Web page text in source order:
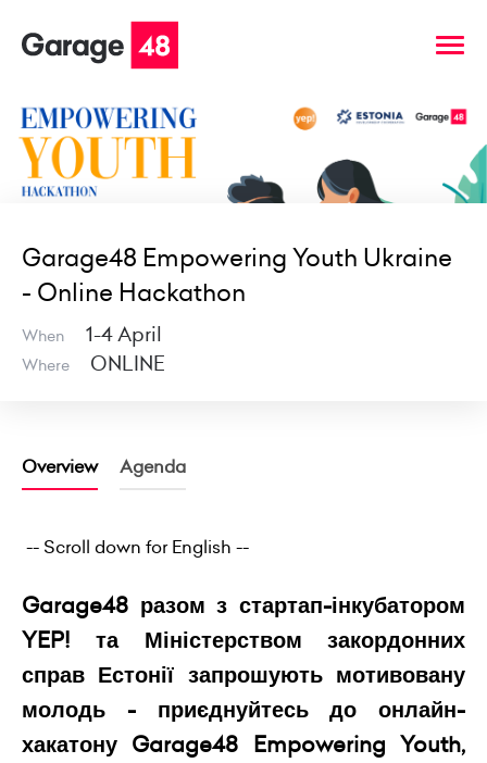
Garage48 Empowering Youth Ukraine
- Online Hackathon
When 1-4 April
Where ONLINE
Overview Agenda
-- Scroll down for English --
Garage48 разом з стартап-інкубатором
YEP! та Міністерством закордонних
справ Естонії запрошують мотивовану
молодь - приєднуйтесь до онлайн-
хакатону Garage48 Empowering Youth,